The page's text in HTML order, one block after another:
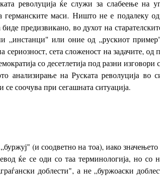
револуција ќе служи за слабеење на
германските маси. Ништо не е подалеку
предизвикано, во духот на
„инстанци" или оние од „рускиот
сета сложеност на задачите, од
со десетлетија под разни изговори
анализирање на Руската револуција во
соочува при сегашната ситуација.
(и соодветно на тоа), иако значењето
ќе се оди со таа терминологија, но со
доблести", а не „буржоаски